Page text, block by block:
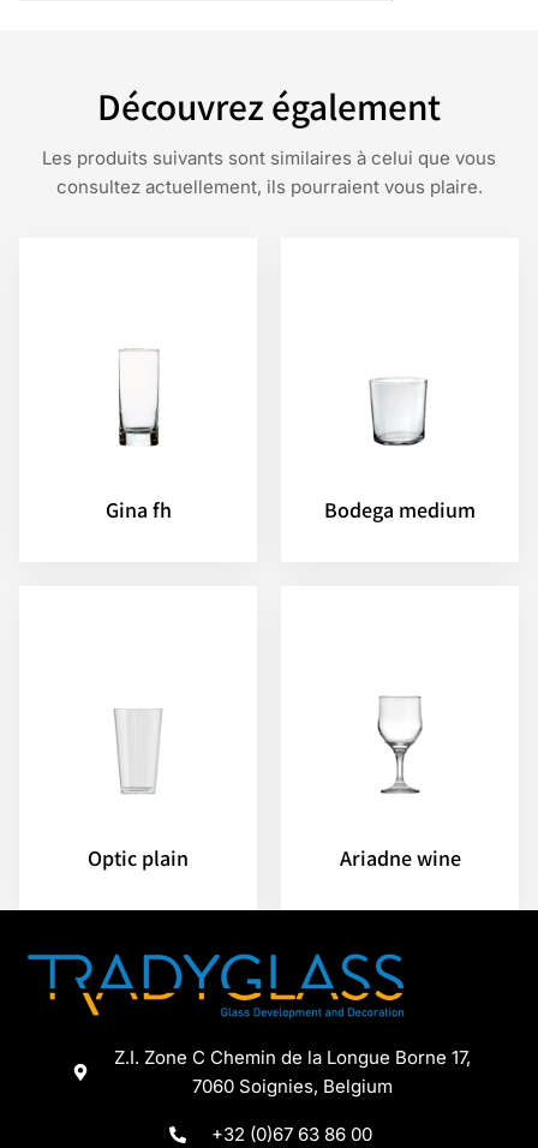
Découvrez également
Les produits suivants sont similaires à celui que vous
consultez actuellement, ils pourraient vous plaire.
Gina fh Bodega medium
Optic plain Ariadne wine
Z.I. Zone C Chemin de la Longue Borne 17,
7060 Soignies, Belgium
+32 (0)67 63 86 00